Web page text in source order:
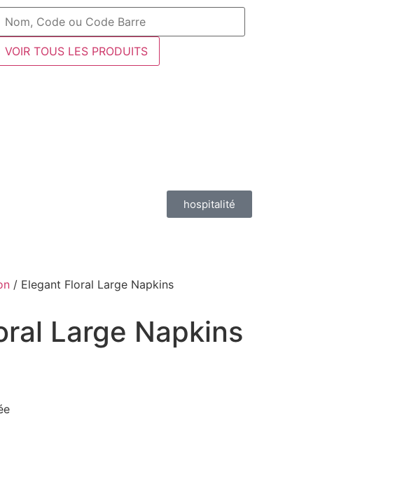
VOIR TOUS LES PRODUITS
hospitalité
/ Elegant Floral Large Napkins
Large Napkins